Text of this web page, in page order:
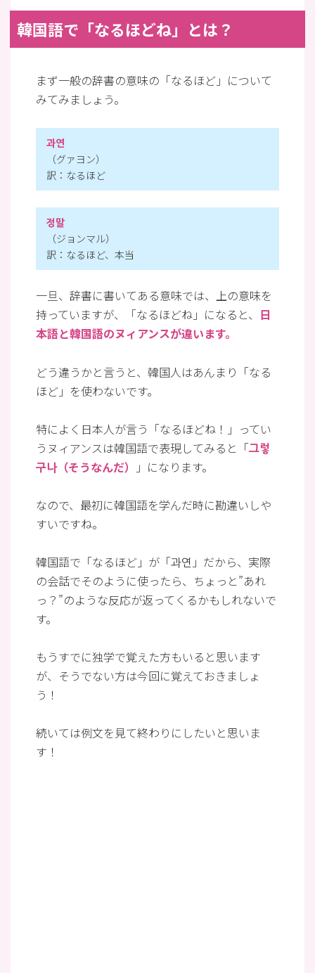
韓国語で「なるほどね」とは？
まず一般の辞書の意味の「なるほど」について
みてみましょう。
과연
（グァヨン）
訳：なるほど
정말
（ジョンマル）
訳：なるほど、本当
一旦、辞書に書いてある意味では、上の意味を
持っていますが、「なるほどね」になると、 日
本語と韓国語のヌィアンスが違います。
どう違うかと言うと、韓国人はあんまり「なる
ほど」を使わないです。
特によく日本人が言う「なるほどね！」ってい
うヌィアンスは韓国語で表現してみると「그렇
구나（そうなんだ）
」になります。
なので、最初に韓国語を学んだ時に勘違いしや
すいですね。
韓国語で「なるほど」が「과연」だから、実際
の会話でそのように使ったら、ちょっと”あれ
っ？”のような反応が返ってくるかもしれないで
す。
もうすでに独学で覚えた方もいると思います
が、そうでない方は今回に覚えておきましょ
う！
続いては例文を見て終わりにしたいと思いま
す！